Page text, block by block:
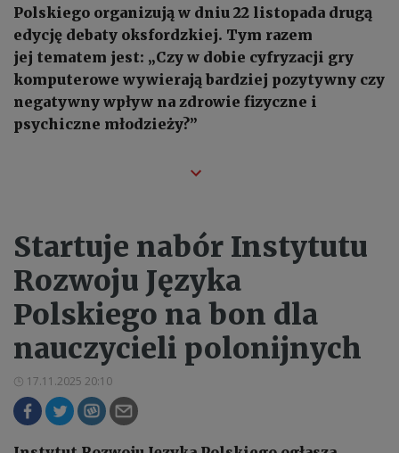
Polskiego organizują w dniu 22 listopada drugą
edycję debaty oksfordzkiej. Tym razem
jej tematem jest: „Czy w dobie cyfryzacji gry
komputerowe wywierają bardziej pozytywny czy
negatywny wpływ na zdrowie fizyczne i
psychiczne młodzieży?”
Startuje nabór Instytutu
Rozwoju Języka
Polskiego na bon dla
nauczycieli polonijnych
17.11.2025 20:10